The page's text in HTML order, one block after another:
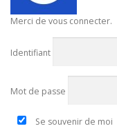
Merci de vous connecter.
Identifiant
Mot de passe
Se souvenir de moi